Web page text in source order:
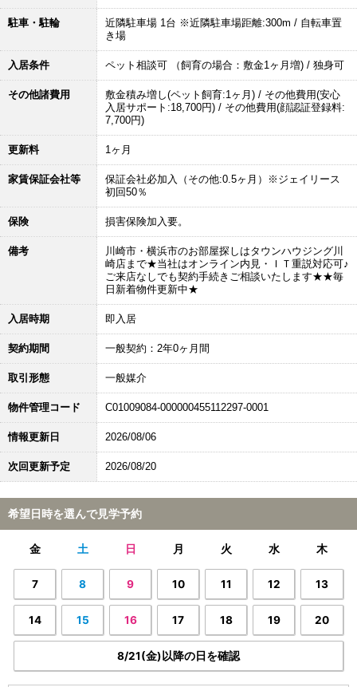
駐車・駐輪
近隣駐車場 1台 ※近隣駐車場距離:300m / 自転車置
き場
入居条件 ペット相談可 （飼育の場合：敷金1ヶ月増) / 独身可
その他諸費用
敷金積み増し(ペット飼育:1ヶ月) / その他費用(安心
入居サポート:18,700円) / その他費用(顔認証登録料:
7,700円)
更新料 1ヶ月
家賃保証会社等
保証会社必加入（その他:0.5ヶ月）※ジェイリース
初回50％
保険 損害保険加入要。
備考
川崎市・横浜市のお部屋探しはタウンハウジング川
崎店まで★当社はオンライン内見・ＩＴ重説対応可♪
ご来店なしでも契約手続きご相談いたします★★毎
日新着物件更新中★
入居時期 即入居
契約期間 一般契約：2年0ヶ月間
取引形態 一般媒介
物件管理コード C01009084-000000455112297-0001
情報更新日 2026/08/06
次回更新予定 2026/08/20
希望日時を選んで見学予約
金 土 日 月 火 水 木
7 8 9 10 11 12 13
14 15 16 17 18 19 20
8/21(金)以降の日を確認